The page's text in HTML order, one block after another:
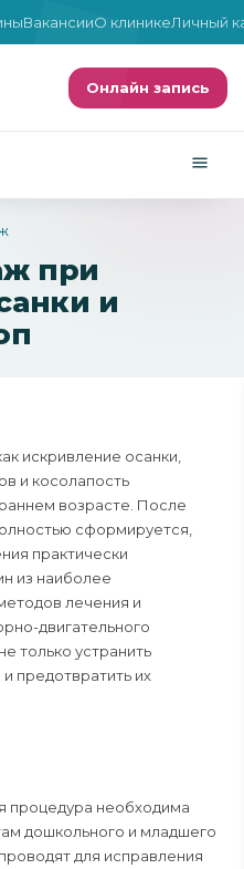
ВакансииО клиникеЛичный
Онлайн запись
при
и
искривление осанки,
и косолапость
возрасте. После
сформируется,
практически
из наиболее
лечения и
двигательного
только устранить
предотвратить их
процедура необходима
дошкольного и младшего
для исправления